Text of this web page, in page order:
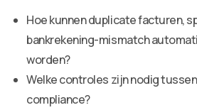
Hoe kunnen duplicate facturen,
bankrekening-mismatch
worden?
Welke controles zijn nodig
compliance?